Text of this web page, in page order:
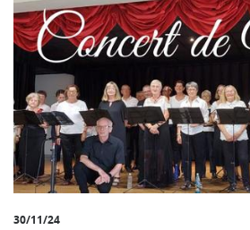
30/11/24